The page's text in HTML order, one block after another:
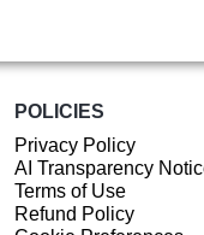
POLICIES
Privacy Policy
AI Transparency
Terms of Use
Refund Policy